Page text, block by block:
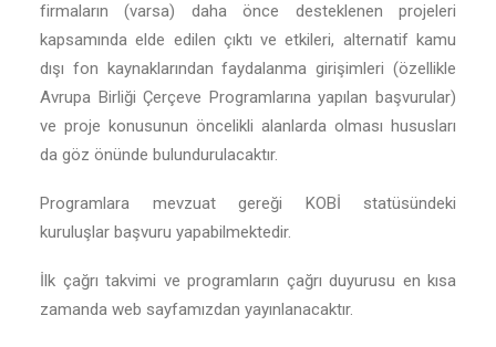
firmaların (varsa) daha önce desteklenen projeleri
kapsamında elde edilen çıktı ve etkileri, alternatif kamu
dışı fon kaynaklarından faydalanma girişimleri (özellikle
Avrupa Birliği Çerçeve Programlarına yapılan başvurular)
ve proje konusunun öncelikli alanlarda olması hususları
da göz önünde bulundurulacaktır.
Programlara mevzuat gereği KOBİ statüsündeki
kuruluşlar başvuru yapabilmektedir.
İlk çağrı takvimi ve programların çağrı duyurusu en kısa
zamanda web sayfamızdan yayınlanacaktır.